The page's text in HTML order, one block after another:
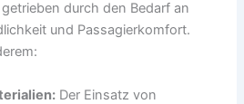
durch den Bedarf an
und Passagierkomfort.
Der Einsatz von